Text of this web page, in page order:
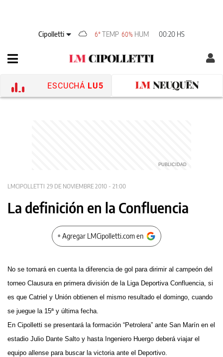
Cipolletti 6° TEMP 60% HUM 00:20 HS
ESCUCHÁ LU5
LMCIPOLLETTI 29 DE NOVIEMBRE 2010 - 21:00
La definición en la Confluencia
+ Agregar LMCipolletti.com en
No se tomará en cuenta la diferencia de gol para dirimir al campeón del
torneo Clausura en primera división de la Liga Deportiva Confluencia, si
es que Catriel y Unión obtienen el mismo resultado el domingo, cuando
se juegue la 15ª y última fecha.
En Cipolletti se presentará la formación “Petrolera” ante San Marín en el
estadio Julio Dante Salto y hasta Ingeniero Huergo deberá viajar el
equipo allense para buscar la victoria ante el Deportivo.